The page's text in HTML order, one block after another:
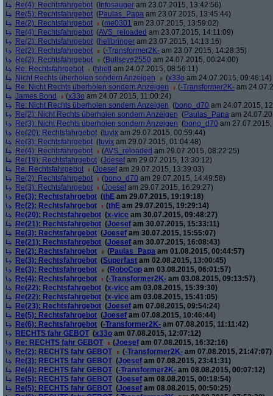
Re(4): Rechtsfahrgebot ( Infosauger am 23.07.2015, 13:42:56)
Re(5): Rechtsfahrgebot (Paulas_Papa am 23.07.2015, 13:45:44)
Re(2): Rechtsfahrgebot
(me0301 am 23.07.2015, 13:59:02)
Re(4): Rechtsfahrgebot (AVS_reloaded am 23.07.2015, 14:11:09)
Re(2): Rechtsfahrgebot (hellbringer am 23.07.2015, 14:13:16)
Re(2): Rechtsfahrgebot
(-Transformer2K- am 23.07.2015, 14:28:35)
Re(2): Rechtsfahrgebot
(Bullseye2550 am 24.07.2015, 00:24:00)
Re: Rechtsfahrgebot
(hhetl am 24.07.2015, 08:56:11)
Nicht Rechts überholen sondern Anzeigen
(x33o am 24.07.2015, 09:46:14)
Re: Nicht Rechts überholen sondern Anzeigen
(-Transformer2K- am
James Bond
(x33o am 24.07.2015, 11:00:24)
Re: Nicht Rechts überholen sondern Anzeigen (bono_d70 am 24.07.2015,
Re(2): Nicht Rechts überholen sondern Anzeigen (Paulas_Papa am
Re(3): Nicht Rechts überholen sondern Anzeigen (bono_d70 am
Re(20): Rechtsfahrgebot (tuvix am 29.07.2015, 00:59:44)
Re(3): Rechtsfahrgebot (tuvix am 29.07.2015, 01:04:48)
Re(4): Rechtsfahrgebot
(AVS_reloaded am 29.07.2015, 08:22:25)
Re(19): Rechtsfahrgebot (Joesefam 29.07.2015, 13:30:12)
Re: Rechtsfahrgebot
(Joesefam 29.07.2015, 13:39:03)
Re(2): Rechtsfahrgebot
(bono_d70 am 29.07.2015, 14:49:58)
Re(3): Rechtsfahrgebot
(Joesefam 29.07.2015, 16:29:27)
Re(3): Rechtsfahrgebot (thE am 29.07.2015, 19:19:18)
Re(2): Rechtsfahrgebot
(thE am 29.07.2015, 19:29:14)
Re(20): Rechtsfahrgebot (x-vice am 30.07.2015, 09:48:27)
Re(21): Rechtsfahrgebot (Joesef am 30.07.2015, 15:33:11)
Re(3): Rechtsfahrgebot (Joesef am 30.07.2015, 15:55:07)
Re(21): Rechtsfahrgebot (Joesef am 30.07.2015, 16:08:43)
Re(2): Rechtsfahrgebot
(Paulas_Papa am 01.08.2015, 00:44:57)
Re(3): Rechtsfahrgebot (Superfast am 02.08.2015, 13:00:45)
Re(3): Rechtsfahrgebot
(RoboCop am 03.08.2015, 06:01:57)
Re(4): Rechtsfahrgebot
(-Transformer2K- am 03.08.2015, 09:13:57)
Re(22): Rechtsfahrgebot (x-vice am 03.08.2015, 15:39:30)
Re(22): Rechtsfahrgebot (x-vice am 03.08.2015, 15:41:05)
Re(23): Rechtsfahrgebot (Joesef am 07.08.2015, 09:54:24)
Re(5): Rechtsfahrgebot (Joesef am 07.08.2015, 10:46:44)
Re(6): Rechtsfahrgebot (-Transformer2K- am 07.08.2015, 11:11:42)
RECHTS fahr GEBOT (x33o am 07.08.2015, 12:07:12)
Re: RECHTS fahr GEBOT
(Joesef am 07.08.2015, 16:32:16)
Re(2): RECHTS fahr GEBOT
(-Transformer2K- am 07.08.2015, 21:47:07)
Re(3): RECHTS fahr GEBOT (Joesef am 07.08.2015, 23:41:31)
Re(4): RECHTS fahr GEBOT (-Transformer2K- am 08.08.2015, 00:07:12)
Re(5): RECHTS fahr GEBOT (Joesef am 08.08.2015, 00:18:54)
Re(5): RECHTS fahr GEBOT (Joesef am 08.08.2015, 00:50:25)